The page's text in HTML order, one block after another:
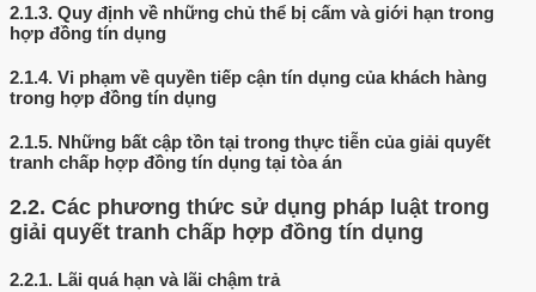
2.1.3. Quy định về những chủ thể bị cấm và giới hạn trong
hợp đồng tín dụng
2.1.4. Vi phạm về quyền tiếp cận tín dụng của khách hàng
trong hợp đồng tín dụng
2.1.5. Những bất cập tồn tại trong thực tiễn của giải quyết
tranh chấp hợp đồng tín dụng tại tòa án
2.2. Các phương thức sử dụng pháp luật trong
giải quyết tranh chấp hợp đồng tín dụng
2.2.1. Lãi quá hạn và lãi chậm trả